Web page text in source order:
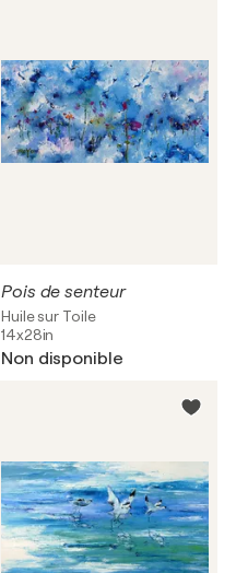
Pois de senteur
Huile sur Toile
14x28in
Non disponible